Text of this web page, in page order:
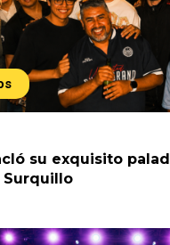
su exquisito